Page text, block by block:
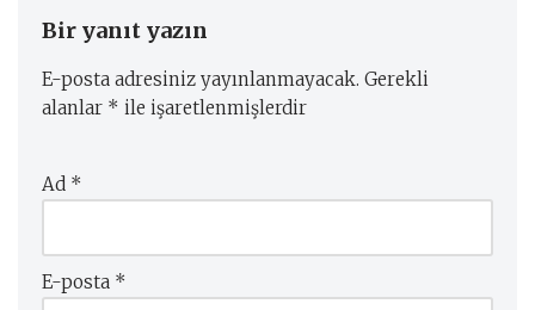
Bir yanıt yazın
E-posta adresiniz yayınlanmayacak. Gerekli
alanlar * ile işaretlenmişlerdir
Ad *
E-posta *